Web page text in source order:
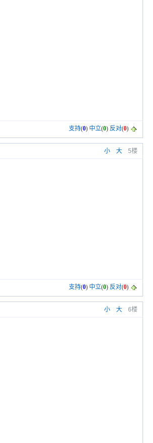
支持(0) 中立(0) 反对(0)
小 大 5楼
支持(0) 中立(0) 反对(0)
小 大 6楼